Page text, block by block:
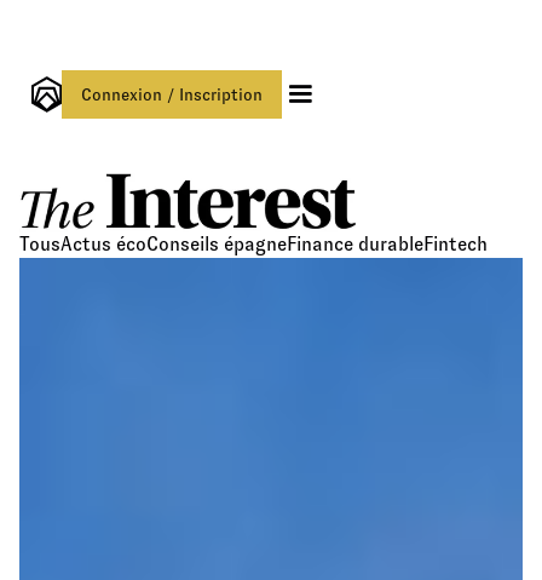
Connexion / Inscription
TousActus écoConseils épagneFinance durableFintech